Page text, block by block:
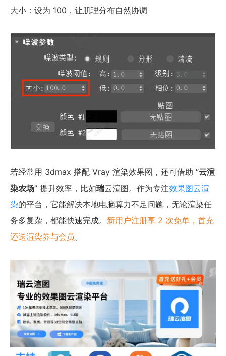
大小：设为 100，让肌理分布自然协调
若经常用 3dmax 搭配 Vray 渲染效果图，还可借助 “云渲
染农场” 提升效率，比如瑞云渲图。作为专注效果图云渲
染的平台，它能解决本地电脑算力不足问题，无论渲染任
务多复杂，都能快速完成。 新用户注册享 2 次免单，首充
还送渲染券与会员。